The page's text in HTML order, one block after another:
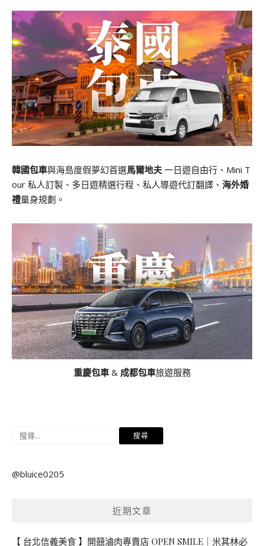
韓國包車與海島度假夢幻首選馬爾地夫 一日遊自由行、Mini T
our 私人訂製、多日遊精選行程、私人導遊代訂翻譯、 海外婚
禮量身規劃。
重慶包車& 成都包車旅遊服務
搜
鍵
@bluice0205
近期文章
【 台北信義美食 】開囍滷肉專賣店 OPEN SMILE｜米其林必